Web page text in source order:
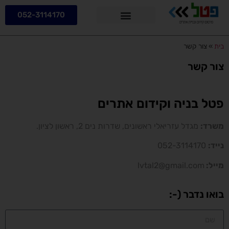
052-3114170
בית » צור קשר
צור קשר
פטל בניה וקידום אתרים
בואו נדבר (-: